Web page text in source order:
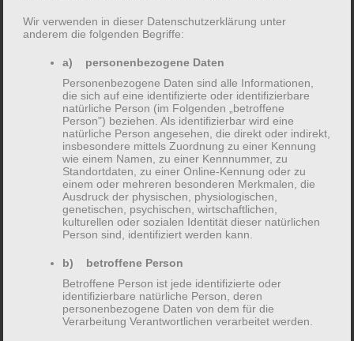
„Verhalten“ geht es nicht allein um unser
„Tun“, es schließt das gesamte Erleben
der Umwelt ein: Durch Gedanken,
Gefühle, körperliche Vorgänge und auch
Handlungen.
Im Grundsatz gehen wir in der Therapie
davon aus, dass Verhaltensmuster im
Laufe Ihres Lebens erlernt wurden. Das
ist lebensnotwendig und viele Muster
sind gut und hilfreich. Manchmal sind es
einige jedoch nicht, oder nicht mehr. Es
können Beschwerden daraus entstehen,
die zu großem Leidensdruck führen. Im
Wir verwenden in dieser Datenschutzerklärung unter
anderem die folgenden Begriffe:
a) personenbezogene Daten
Personenbezogene Daten sind alle Informationen,
die sich auf eine identifizierte oder identifizierbare
natürliche Person (im Folgenden „betroffene
Person") beziehen. Als identifizierbar wird eine
natürliche Person angesehen, die direkt oder indirekt,
insbesondere mittels Zuordnung zu einer Kennung
wie einem Namen, zu einer Kennnummer, zu
Standortdaten, zu einer Online-Kennung oder zu
einem oder mehreren besonderen Merkmalen, die
Ausdruck der physischen, physiologischen,
genetischen, psychischen, wirtschaftlichen,
kulturellen oder sozialen Identität dieser natürlichen
Person sind, identifiziert werden kann.
b) betroffene Person
Betroffene Person ist jede identifizierte oder
identifizierbare natürliche Person, deren
personenbezogene Daten von dem für die
Verarbeitung Verantwortlichen verarbeitet werden.